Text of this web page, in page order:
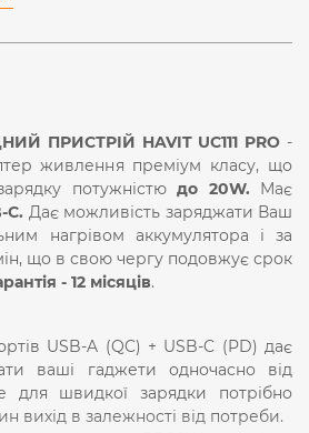
ПРИСТРІЙ HAVIT UC111 PRO -
живлення преміум класу, що
потужністю до 20W. Має
C. Дає можливість заряджати Ваш
нагрівом аккумулятора і за
що в свою чергу подовжує срок
- 12 місяців.
USB-A (QC) + USB-C (PD) дає
ваші гаджети одночасно від
для швидкої зарядки потрібно
вихід в залежності від потреби.